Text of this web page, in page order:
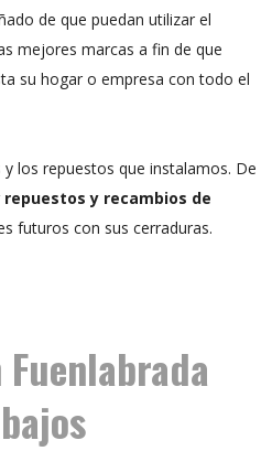
de que puedan utilizar el
mejores marcas a fin de que
su hogar o empresa con todo el
los repuestos que instalamos. De
repuestos y recambios de
futuros con sus cerraduras.